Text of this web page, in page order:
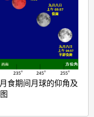
食期间月球的仰角及